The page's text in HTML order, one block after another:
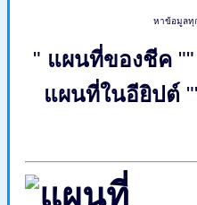
หาข้อมูลทุ
" แผนที่ของชีค
แผนที่ในอียิปต์